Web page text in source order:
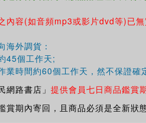
內容(如音頻mp3或影片dvd等)已
海外調貨：
45個工作天;
業時間約60個工作天，然不保證確
路書店」 提供會員七日商品鑑賞
賞期內寄回，且商品必須是全新狀